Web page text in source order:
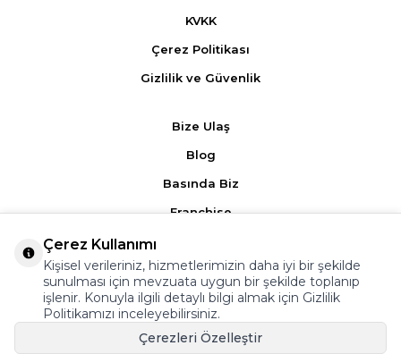
KVKK
Çerez Politikası
Gizlilik ve Güvenlik
Bize Ulaş
Blog
Basında Biz
Franchise
Ürün Yorumları
Kampanyalar
Üyelik Sözleşmesi
Satış Sözleşmesi
Çerez Kullanımı
Kişisel verileriniz, hizmetlerimizin daha iyi bir şekilde
sunulması için mevzuata uygun bir şekilde toplanıp
işlenir. Konuyla ilgili detaylı bilgi almak için Gizlilik
Politikamızı inceleyebilirsiniz.
Çerezleri Özelleştir